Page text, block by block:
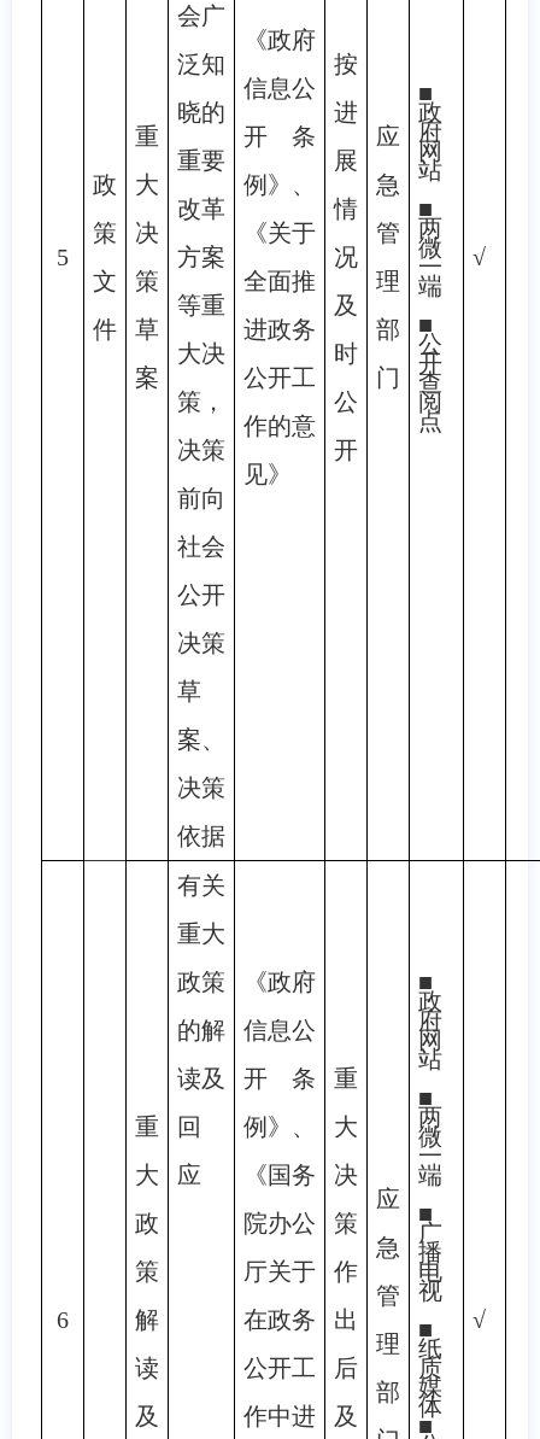
5
政
策
文
件
重
大
决
策
草
案
会广
泛知
晓的
重要
改革
方案
等重
大决
策，
决策
前向
社会
公开
决策
草
案、
决策
依据
《政府
信息公
开条
例》、
《关于
全面推
进政务
公开工
作的意
见》
按
进
展
情
况
及
时
公
开
应
急
管
理
部
门
■
政
府
网
站
■
两
微
一
端
■
公
开
查
阅
点
√
6
重
大
政
策
解
读
及
有关
重大
政策
的解
读及
回
应
《政府
信息公
开条
例》、
《国务
院办公
厅关于
在政务
公开工
作中进
重
大
决
策
作
出
后
及
应
急
管
理
部
■
政
府
网
站
■
两
微
一
端
■
广
播
电
视
■
纸
质
媒
体
■
√